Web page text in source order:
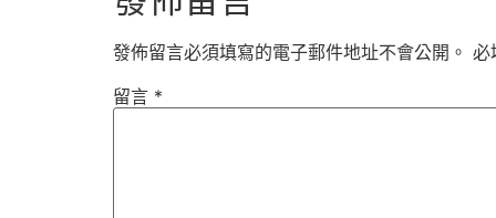
發佈留言必須填寫的電子郵件地址不會公開。 必
留言 *